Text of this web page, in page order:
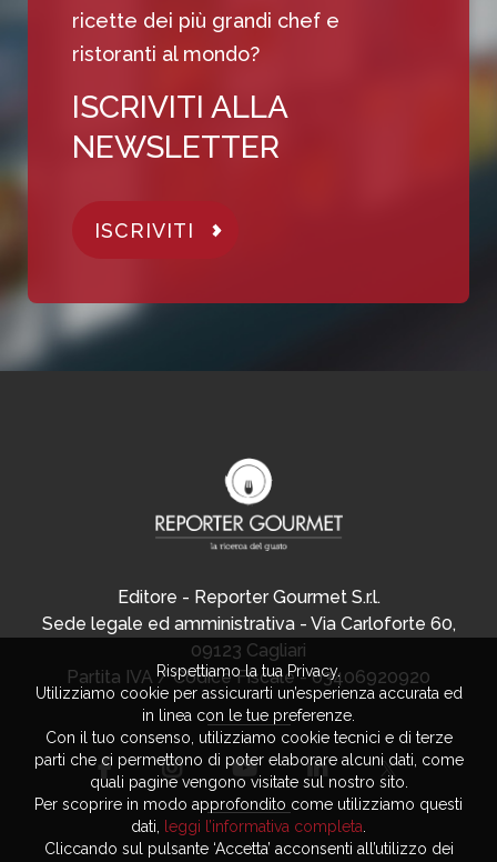
ricette dei più grandi chef e
ristoranti al mondo?
ISCRIVITI ALLA
NEWSLETTER
ISCRIVITI
Editore - Reporter Gourmet S.r.l.
Sede legale ed amministrativa - Via Carloforte 60,
09123 Cagliari
Partita IVA / Codice Fiscale - 03406920920
Rispettiamo la tua Privacy.
Utilizziamo cookie per assicurarti un’esperienza accurata ed
in linea con le tue preferenze.
Con il tuo consenso, utilizziamo cookie tecnici e di terze
parti che ci permettono di poter elaborare alcuni dati, come
quali pagine vengono visitate sul nostro sito.
Per scoprire in modo approfondito come utilizziamo questi
dati,
leggi l’informativa completa
Cliccando sul pulsante ‘Accetta’ acconsenti all’utilizzo dei